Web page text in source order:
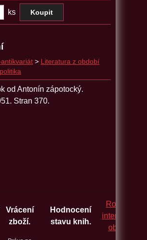
ks
> Literatura z období
od Antonín zápotocký.
Stran 370.
Vrácení
zboží.
Hodnocení
stavu knih.
Rozcestník
obchodů.